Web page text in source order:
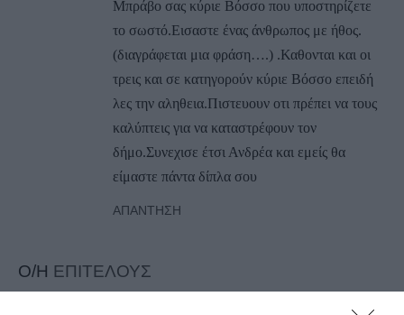
Μπράβο σας κύριε Βόσσο που υποστηρίζετε
το σωστό.Εισαστε ένας άνθρωπος με ήθος.
(διαγράφεται μια φράση….) .Καθονται και οι
τρεις και σε κατηγορούν κύριε Βόσσο επειδή
λες την αληθεια.Πιστευουν οτι πρέπει να τους
καλύπτεις για να καταστρέφουν τον
δήμο.Συνεχισε έτσι Ανδρέα και εμείς θα
είμαστε πάντα δίπλα σου
ΑΠΆΝΤΗΣΗ
Ο/Η ΕΠΙΤΕΛΟΥΣ